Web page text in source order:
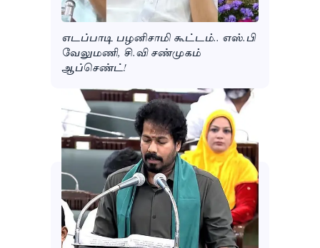
எடப்பாடி பழனிசாமி கூட்டம்.. எஸ்.பி
வேலுமணி, சி.வி சண்முகம்
ஆப்செண்ட்!